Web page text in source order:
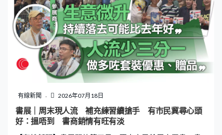
但我的初衷是想服務市民，然後入境主任的工作範圍很
多，可能拘捕一些非法勞工、註冊一些證件，然後或者在
關口檢查。所以我覺得投考IO相比起其他紀律部隊，更好
地服務市民。」 正籌備開通的新皇崗口岸採用新通關模
式，會否減少入境處的人手需求，入境事務學院院長林萱
時表示，人手安排要通盤考慮，最重要是投考人士符合愛
國愛港等要求。 林萱時：「至於新皇崗方面，其實我們是
一個通盤考慮。因為我們在決定招聘多少人時會看看整體
空缺情況，包括職位數目改動，或者整體的自然流失或非
自然流失等，去決定我們要招聘多少人。另外入境處作為
有線新聞 2026年07月18日
書展｜周末現人流 補充練習續搶手 有市民冀尋心頭
好：搵唔到 書商銷情有旺有淡